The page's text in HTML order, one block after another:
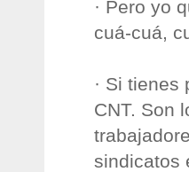
· Pero yo
cuá-cuá,
· Si
CNT. Son
sindicatos